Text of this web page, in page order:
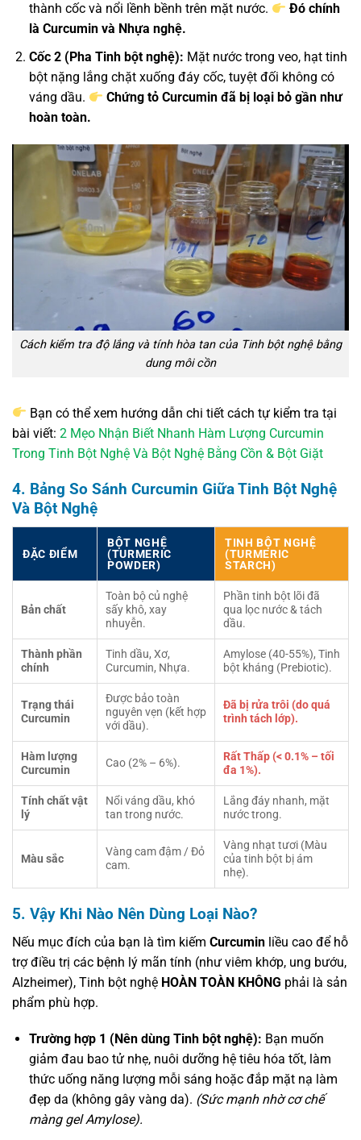
thành cốc và nổi lềnh bềnh trên mặt nước.
Đó chính
là Curcumin và Nhựa nghệ.
Cốc 2 (Pha Tinh bột nghệ): Mặt nước trong veo, hạt tinh
bột nặng lắng chặt xuống đáy cốc, tuyệt đối không có
váng dầu.
Chứng tỏ Curcumin đã bị loại bỏ gần như
hoàn toàn.
Cách kiểm tra độ lắng và tính hòa tan của Tinh bột nghệ bằng
dung môi cồn
Bạn có thể xem hướng dẫn chi tiết cách tự kiểm tra tại
bài viết: 2 Mẹo Nhận Biết Nhanh Hàm Lượng Curcumin
Trong Tinh Bột Nghệ Và Bột Nghệ Bằng Cồn & Bột Giặt
4. Bảng So Sánh Curcumin Giữa Tinh Bột Nghệ
Và Bột Nghệ
ĐẶC ĐIỂM
BỘT NGHỆ
(TURMERIC
POWDER)
TINH BỘT NGHỆ
(TURMERIC
STARCH)
Bản chất
Toàn bộ củ nghệ
sấy khô, xay
nhuyễn.
Phần tinh bột lõi đã
qua lọc nước & tách
dầu.
Thành phần
chính
Tinh dầu, Xơ,
Curcumin, Nhựa.
Amylose (40-55%), Tinh
bột kháng (Prebiotic).
Trạng thái
Curcumin
Được bảo toàn
nguyên vẹn (kết hợp
với dầu).
Đã bị rửa trôi (do quá
trình tách lớp).
Hàm lượng
Curcumin
Cao (2% – 6%).
Rất Thấp (< 0.1% – tối
đa 1%).
Tính chất vật
lý
Nổi váng dầu, khó
tan trong nước.
Lắng đáy nhanh, mặt
nước trong.
Màu sắc
Vàng cam đậm / Đỏ
cam.
Vàng nhạt tươi (Màu
của tinh bột bị ám
nhẹ).
5. Vậy Khi Nào Nên Dùng Loại Nào?
Nếu mục đích của bạn là tìm kiếm Curcumin liều cao để hỗ
trợ điều trị các bệnh lý mãn tính (như viêm khớp, ung bướu,
Alzheimer), Tinh bột nghệ HOÀN TOÀN KHÔNG phải là sản
phẩm phù hợp.
Trường hợp 1 (Nên dùng Tinh bột nghệ): Bạn muốn
giảm đau bao tử nhẹ, nuôi dưỡng hệ tiêu hóa tốt, làm
thức uống năng lượng mỗi sáng hoặc đắp mặt nạ làm
đẹp da (không gây vàng da). (Sức mạnh nhờ cơ chế
màng gel Amylose).